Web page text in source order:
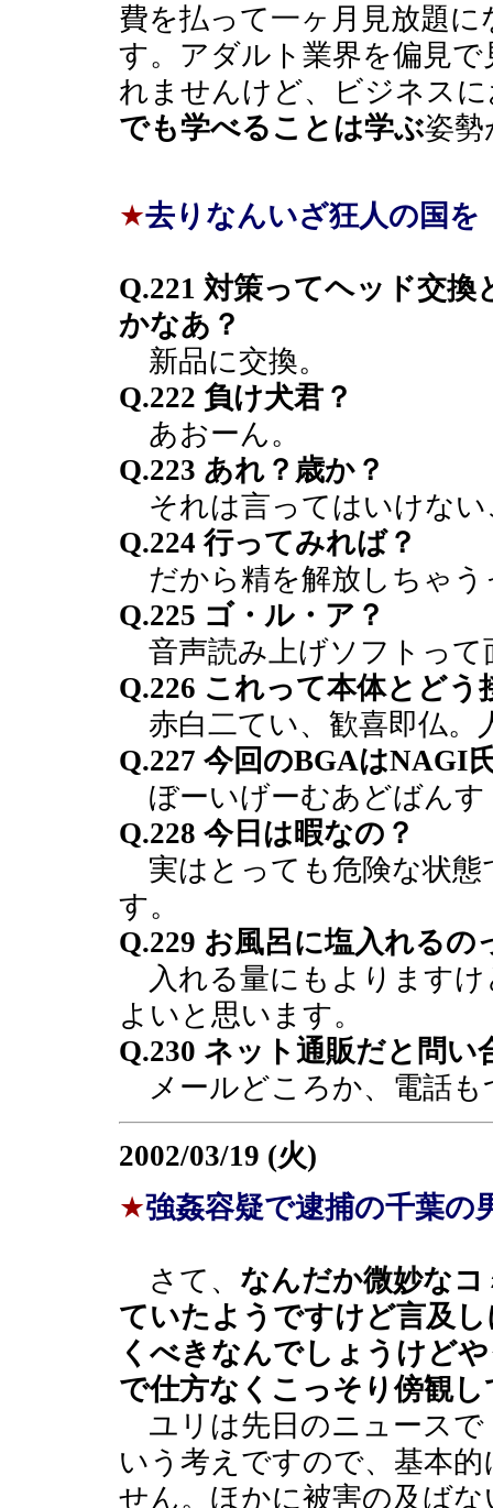
費を払って一ヶ月見放題
す。アダルト業界を偏見
れませんけど、ビジネス
でも学べることは学ぶ姿勢
★去りなんいざ狂人の国を
Q.221 対策ってヘッド交
かなあ？
新品に交換。
Q.222 負け犬君？
あおーん。
Q.223 あれ？歳か？
それは言ってはいけない
Q.224 行ってみれば？
だから精を解放しちゃう
Q.225 ゴ・ル・ア？
音声読み上げソフトって
Q.226 これって本体とど
赤白二てい、歓喜即仏。
Q.227 今回のBGAはNAGI
ぼーいげーむあどばんす
Q.228 今日は暇なの？
実はとっても危険な状態
す。
Q.229 お風呂に塩入れる
入れる量にもよりますけ
よいと思います。
Q.230 ネット通販だと問い
メールどころか、電話も
2002/03/19 (火)
★強姦容疑で逮捕の千葉の
さて、 なんだか微妙な
ていたようですけど言及
くべきなんでしょうけど
で仕方なくこっそり傍観
ユリは先日のニュースで
いう考えですので、基本
せん。ほかに被害の及ば